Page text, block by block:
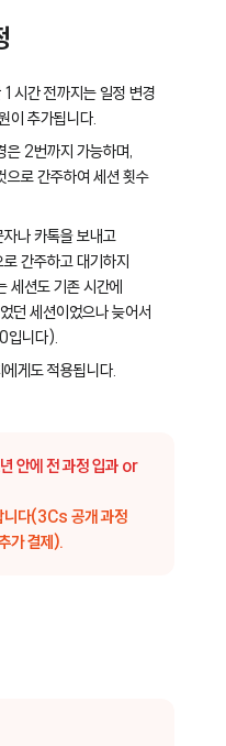
시간 전까지는 일정 변경
이 추가됩니다.
은 2번까지 가능하며,
로 간주하여 세션 횟수
나 카톡을 보내고
간주하고 대기하지
세션도 기존 시간에
세션이었으나 늦어서
입니다).
게도 적용됩니다.
안에 전 과정 입과 or
니다(3Cs 공개 과정
가 결제).